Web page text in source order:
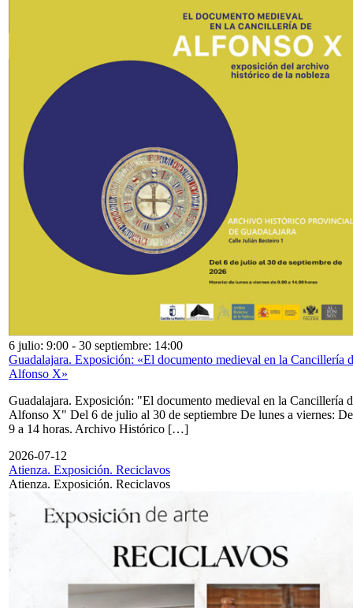
6 julio: 9:00 - 30 septiembre: 14:00
Guadalajara. Exposición: «El documento medieval en la Cancillería
Alfonso X»
Guadalajara. Exposición: "El documento medieval en la Cancillería
Alfonso X" Del 6 de julio al 30 de septiembre De lunes a viernes: De
9 a 14 horas. Archivo Histórico […]
2026-07-12
Atienza. Exposición. Reciclavos
Atienza. Exposición. Reciclavos